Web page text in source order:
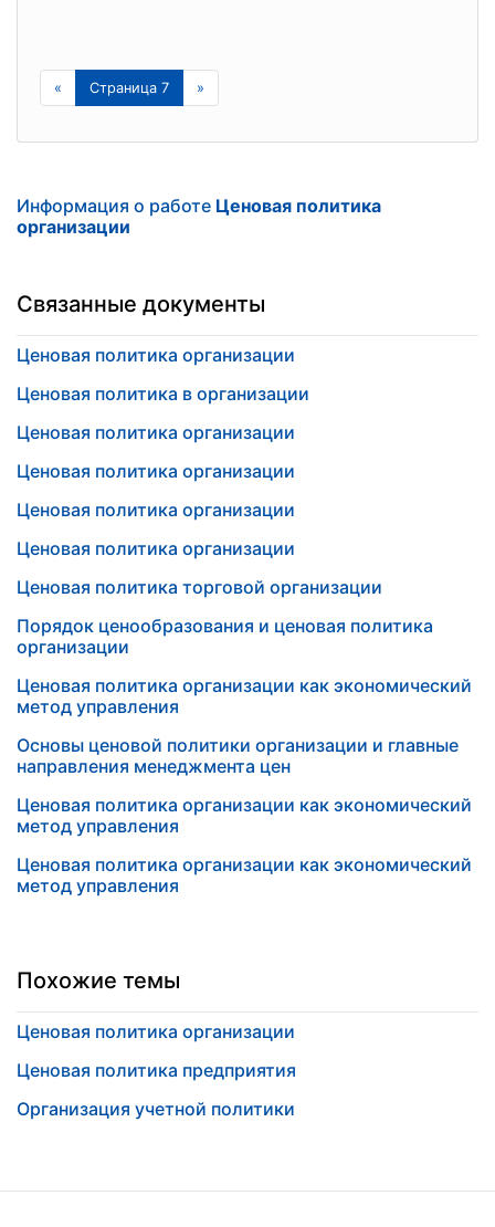
« Страница 7 »
Информация о работе Ценовая политика
организации
Связанные документы
Ценовая политика организации
Ценовая политика в организации
Ценовая политика организации
Ценовая политика организации
Ценовая политика организации
Ценовая политика организации
Ценовая политика торговой организации
Порядок ценообразования и ценовая политика
организации
Ценовая политика организации как экономический
метод управления
Основы ценовой политики организации и главные
направления менеджмента цен
Ценовая политика организации как экономический
метод управления
Ценовая политика организации как экономический
метод управления
Похожие темы
Ценовая политика организации
Ценовая политика предприятия
Организация учетной политики